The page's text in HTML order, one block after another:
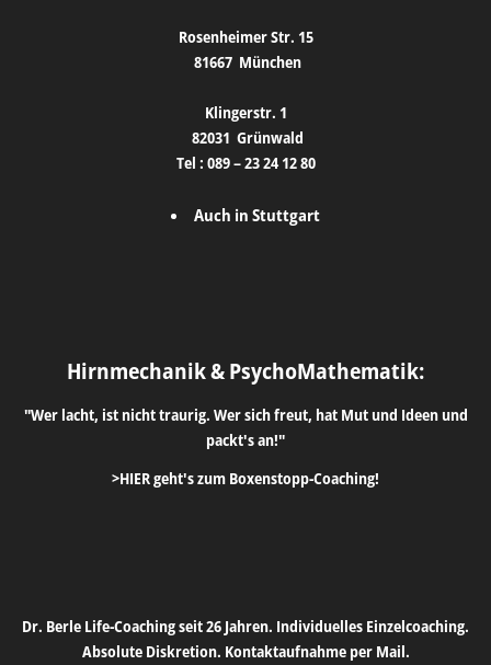
Rosenheimer Str. 15
81667 München
Klingerstr. 1
82031 Grünwald
Tel : 089 – 23 24 12 80
Auch in Stuttgart
Hirnmechanik & PsychoMathematik:
"Wer lacht, ist nicht traurig. Wer sich freut, hat Mut und Ideen und
packt's an!"
>HIER geht's zum Boxenstopp-Coaching!
Dr. Berle Life-Coaching seit 26 Jahren. Individuelles Einzelcoaching.
Absolute Diskretion. Kontaktaufnahme per Mail.